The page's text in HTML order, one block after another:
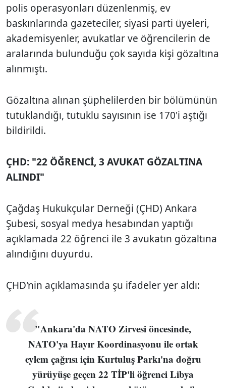
polis operasyonları düzenlenmiş, ev
baskınlarında gazeteciler, siyasi parti üyeleri,
akademisyenler, avukatlar ve öğrencilerin de
aralarında bulunduğu çok sayıda kişi gözaltına
alınmıştı.
Gözaltına alınan şüphelilerden bir bölümünün
tutuklandığı, tutuklu sayısının ise 170'i aştığı
bildirildi.
ÇHD: "22 ÖĞRENCİ, 3 AVUKAT GÖZALTINA
ALINDI"
Çağdaş Hukukçular Derneği (ÇHD) Ankara
Şubesi, sosyal medya hesabından yaptığı
açıklamada 22 öğrenci ile 3 avukatın gözaltına
alındığını duyurdu.
ÇHD'nin açıklamasında şu ifadeler yer aldı:
"Ankara'da NATO Zirvesi öncesinde,
NATO'ya Hayır Koordinasyonu ile ortak
eylem çağrısı için Kurtuluş Parkı'na doğru
yürüyüşe geçen 22 TİP'li öğrenci Libya